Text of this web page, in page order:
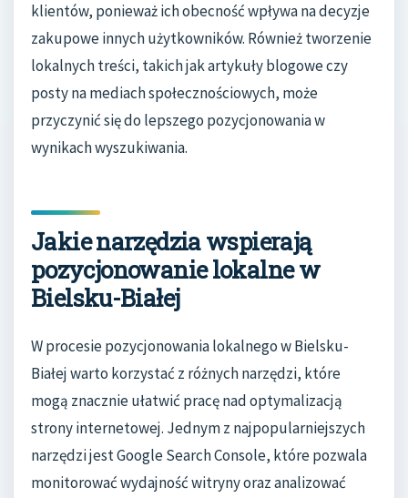
klientów, ponieważ ich obecność wpływa na decyzje
zakupowe innych użytkowników. Również tworzenie
lokalnych treści, takich jak artykuły blogowe czy
posty na mediach społecznościowych, może
przyczynić się do lepszego pozycjonowania w
wynikach wyszukiwania.
Jakie narzędzia wspierają
pozycjonowanie lokalne w
Bielsku-Białej
W procesie pozycjonowania lokalnego w Bielsku-
Białej warto korzystać z różnych narzędzi, które
mogą znacznie ułatwić pracę nad optymalizacją
strony internetowej. Jednym z najpopularniejszych
narzędzi jest Google Search Console, które pozwala
monitorować wydajność witryny oraz analizować